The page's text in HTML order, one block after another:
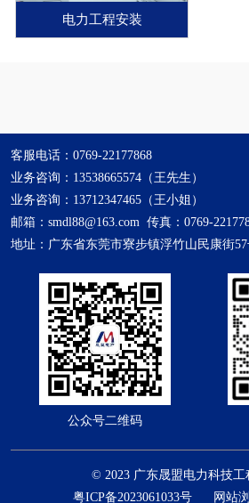
电力工程安装
客服电话：0769-22177868
业务咨询：13538665574（王先生）
业务咨询：13712347465（王小姐）
邮箱：smdl88@163.com 传真：0769-
地址：广东省东莞市寮步镇浮竹山民康街
公众号二维码
© 2023 广东晟盟电力科技工
粤ICP备2023061033号 网站浏